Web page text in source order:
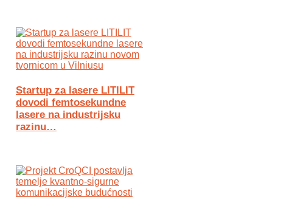
Startup za lasere LITILIT
dovodi femtosekundne
lasere na industrijsku
razinu…